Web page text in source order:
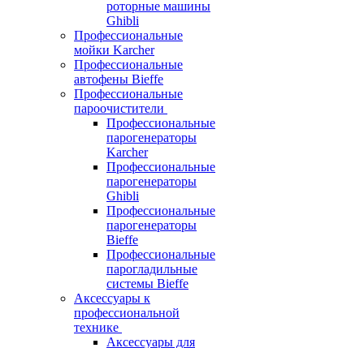
роторные машины
Ghibli
Профессиональные
мойки Karcher
Профессиональные
автофены Bieffe
Профессиональные
пароочистители
Профессиональные
парогенераторы
Karcher
Профессиональные
парогенераторы
Ghibli
Профессиональные
парогенераторы
Bieffe
Профессиональные
парогладильные
системы Bieffe
Аксессуары к
профессиональной
технике
Аксессуары для